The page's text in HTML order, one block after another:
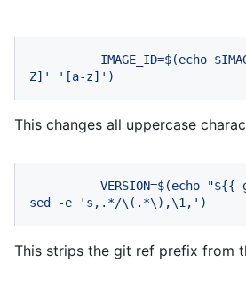
IMAGE_ID=$(echo
Z]'
'[a-z]' )
This changes all uppercase
VERSION=$(echo "${{
sed
-e 's,.*/\(.*\),\1,' )
This strips the git ref prefix from